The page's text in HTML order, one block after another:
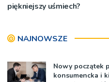
piękniejszy uśmiech?
NAJNOWSZE
Nowy początek
konsumencka i